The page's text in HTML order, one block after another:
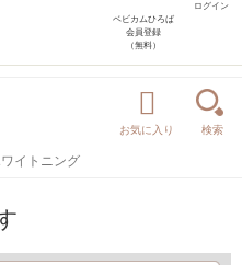
ログイン
ベビカムひろば
会員登録
（無料）
お気に入り 検索
イトニング